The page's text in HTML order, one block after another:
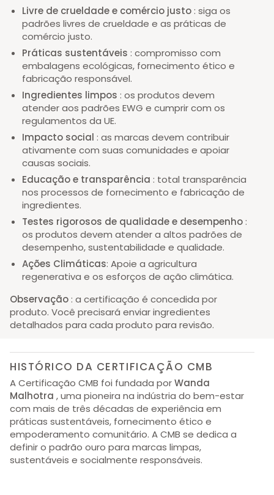
Livre de crueldade e comércio justo : siga os
padrões livres de crueldade e as práticas de
comércio justo.
Práticas sustentáveis : compromisso com
embalagens ecológicas, fornecimento ético e
fabricação responsável.
Ingredientes limpos : os produtos devem
atender aos padrões EWG e cumprir com os
regulamentos da UE.
Impacto social : as marcas devem contribuir
ativamente com suas comunidades e apoiar
causas sociais.
Educação e transparência : total transparência
nos processos de fornecimento e fabricação de
ingredientes.
Testes rigorosos de qualidade e desempenho :
os produtos devem atender a altos padrões de
desempenho, sustentabilidade e qualidade.
Ações Climáticas: Apoie a agricultura
regenerativa e os esforços de ação climática.
Observação : a certificação é concedida por
produto. Você precisará enviar ingredientes
detalhados para cada produto para revisão.
HISTÓRICO DA CERTIFICAÇÃO CMB
A Certificação CMB foi fundada porWanda
Malhotra , uma pioneira na indústria do bem-estar
com mais de três décadas de experiência em
práticas sustentáveis, fornecimento ético e
empoderamento comunitário. A CMB se dedica a
definir o padrão ouro para marcas limpas,
sustentáveis ​​e socialmente responsáveis.